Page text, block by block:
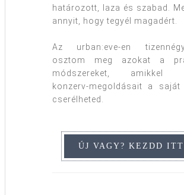
határozott, laza és szabad.
annyit, hogy tegyél magadért.
Az urban:eve-en
osztom meg azokat a
módszereket, amikkel
konzerv-megoldásait a saját
cserélheted.